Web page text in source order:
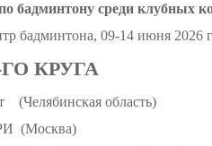
бадминтону среди клубных
бадминтона, 09-14 июня 2026
КРУГА
область)